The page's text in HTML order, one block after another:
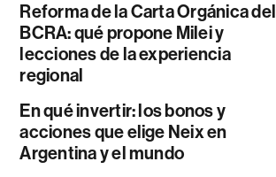
Reforma de la Carta Orgánica del
BCRA: qué propone Milei y
lecciones de la experiencia
regional
En qué invertir: los bonos y
acciones que elige Neix en
Argentina y el mundo